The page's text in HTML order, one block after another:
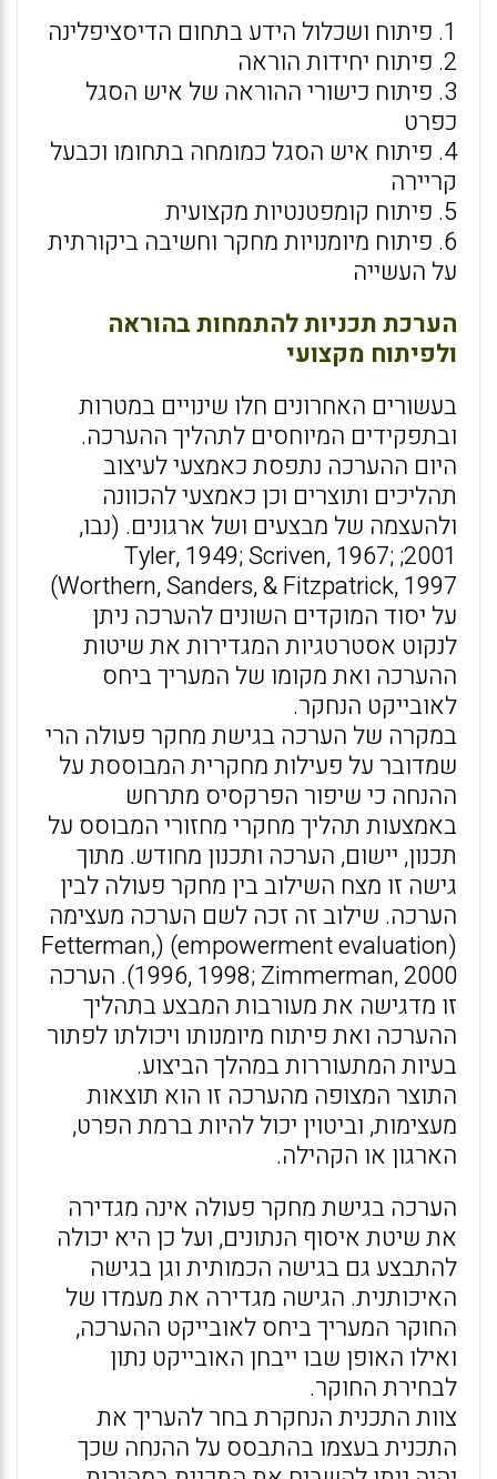
1. פיתוח ושכלול הידע בתחום הדיסציפלינה
2. פיתוח יחידות הוראה
3. פיתוח כישורי ההוראה של איש הסגל
כפרט
4. פיתוח איש הסגל כמומחה בתחומו וכבעל
קריירה
5. פיתוח קומפטנטיות מקצועית
6. פיתוח מיומנויות מחקר וחשיבה ביקורתית
על העשייה
הערכת תכניות להתמחות בהוראה
ולפיתוח מקצועי
בעשורים האחרונים חלו שינויים במטרות
ובתפקידים המיוחסים לתהליך ההערכה.
היום ההערכה נתפסת כאמצעי לעיצוב
תהליכים ותוצרים וכן כאמצעי להכוונה
ולהעצמה של מבצעים ושל ארגונים. (נבו,
2001; Tyler, 1949; Scriven, 1967;
Worthern, Sanders, & Fitzpatrick, 1997)
על יסוד המוקדים השונים להערכה ניתן
לנקוט אסטרטגיות המגדירות את שיטות
ההערכה ואת מקומו של המעריך ביחס
לאובייקט הנחקר.
במקרה של הערכה בגישת מחקר פעולה הרי
שמדובר על פעילות מחקרית המבוססת על
ההנחה כי שיפור הפרקסיס מתרחש
באמצעות תהליך מחקרי מחזורי המבוסס על
תכנון, יישום, הערכה ותכנון מחודש. מתוך
גישה זו מצח השילוב בין מחקר פעולה לבין
הערכה. שילוב זה זכה לשם הערכה מעצימה
(empowerment evaluation) (Fetterman,
1996, 1998; Zimmerman, 2000). הערכה
זו מדגישה את מעורבות המבצע בתהליך
ההערכה ואת פיתוח מיומנותו ויכולתו לפתור
בעיות המתעוררות במהלך הביצוע.
התוצר המצופה מהערכה זו הוא תוצאות
מעצימות, וביטוין יכול להיות ברמת הפרט,
הארגון או הקהילה.
הערכה בגישת מחקר פעולה אינה מגדירה
את שיטת איסוף הנתונים, ועל כן היא יכולה
להתבצע גם בגישה הכמותית וגן בגישה
האיכותנית. הגישה מגדירה את מעמדו של
החוקר המעריך ביחס לאובייקט ההערכה,
ואילו האופן שבו ייבחן האובייקט נתון
לבחירת החוקר.
צוות התכנית הנחקרת בחר להעריך את
התכנית בעצמו בהתבסס על ההנחה שכך